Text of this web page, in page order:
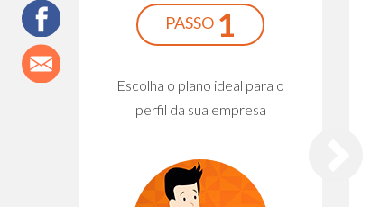
PASSO 1
Escolha o plano ideal para o
perfil da sua empresa